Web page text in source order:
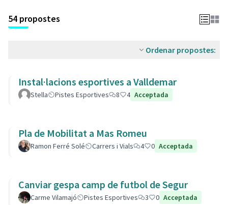
54 propostes
Ordenar propostes:
Instal·lacions esportives a Valldemar
Stella Pistes Esportives 8 4 Acceptada
Pla de Mobilitat a Mas Romeu
Ramon Ferré Solé Carrers i Vials 4 0 Acceptada
Canviar gespa camp de futbol de Segur
Carme Vilamajó Pistes Esportives 3 0 Acceptada